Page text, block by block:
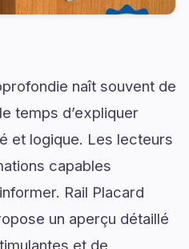
naît souvent de
temps d’expliquer
et logique. Les lecteurs
capables
Rail Placard
un aperçu détaillé
et de